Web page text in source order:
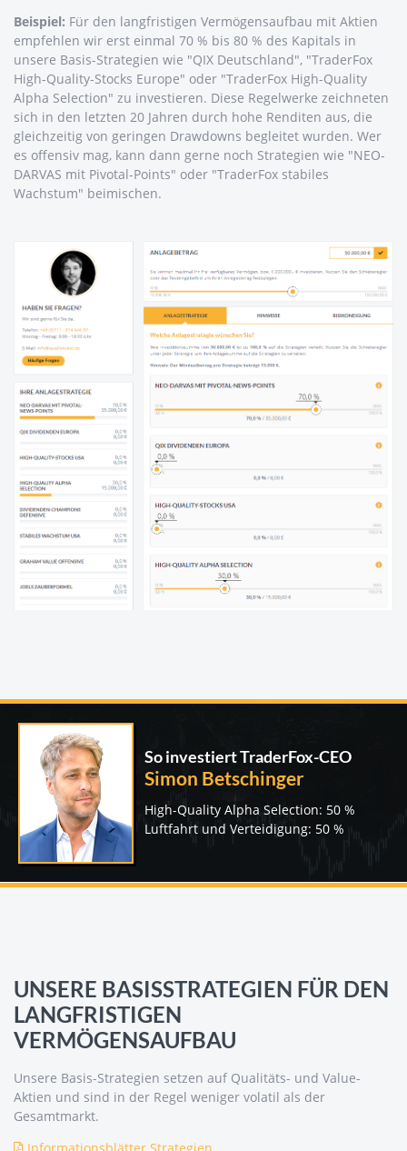
Beispiel: Für den langfristigen Vermögensaufbau mit Aktien
empfehlen wir erst einmal 70 % bis 80 % des Kapitals in
unsere Basis-Strategien wie "QIX Deutschland", "TraderFox
High-Quality-Stocks Europe" oder "TraderFox High-Quality
Alpha Selection" zu investieren. Diese Regelwerke zeichneten
sich in den letzten 20 Jahren durch hohe Renditen aus, die
gleichzeitig von geringen Drawdowns begleitet wurden. Wer
es offensiv mag, kann dann gerne noch Strategien wie "NEO-
DARVAS mit Pivotal-Points" oder "TraderFox stabiles
Wachstum" beimischen.
So investiert TraderFox-CEO
Simon Betschinger
High-Quality Alpha Selection: 50 %
Luftfahrt und Verteidigung: 50 %
UNSERE BASISSTRATEGIEN FÜR DEN
LANGFRISTIGEN
VERMÖGENSAUFBAU
Unsere Basis-Strategien setzen auf Qualitäts- und Value-
Aktien und sind in der Regel weniger volatil als der
Gesamtmarkt.